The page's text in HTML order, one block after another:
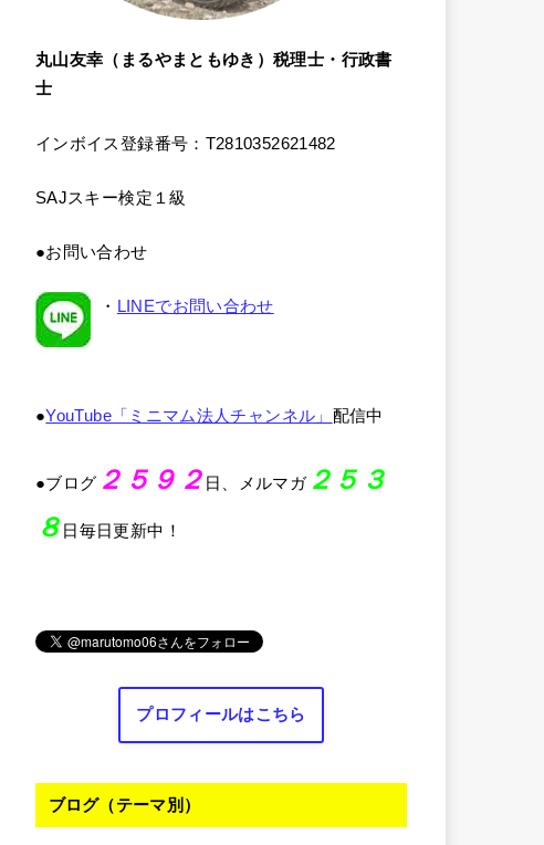
丸山友幸（まるやまともゆき）税理士・行政書
士
インボイス登録番号：T2810352621482
SAJスキー検定１級
●お問い合わせ
・ LINEでお問い合わせ
●YouTube「ミニマム法人チャンネル」 配信中
●ブログ ２５９２ 日、メルマガ２５３
８ 日毎日更新中！
プロフィールはこちら
ブログ（テーマ別）